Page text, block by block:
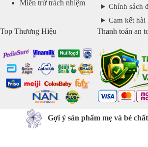
Miễn trừ trách nhiệm
Chính sách
Cam kết hài
Top Thương Hiệu Thanh toán an
Gợi ý sản phẩm mẹ và bé